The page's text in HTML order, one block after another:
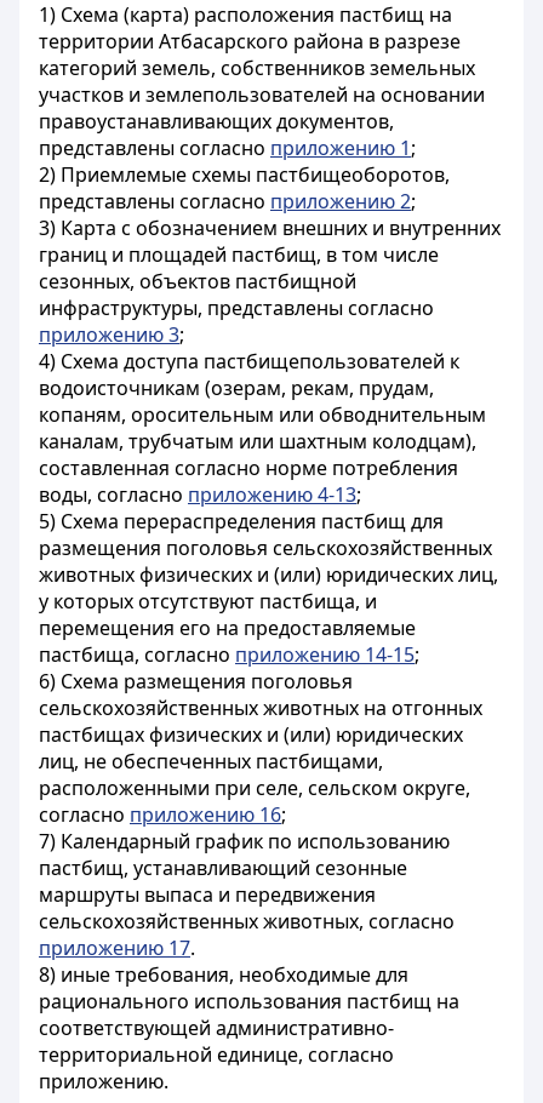
1) Схема (карта) расположения пастбищ на
территории Атбасарского района в разрезе
категорий земель, собственников земельных
участков и землепользователей на основании
правоустанавливающих документов,
представлены согласно приложению 1;
2) Приемлемые схемы пастбищеоборотов,
представлены согласно приложению 2;
3) Карта с обозначением внешних и внутренних
границ и площадей пастбищ, в том числе
сезонных, объектов пастбищной
инфраструктуры, представлены согласно
приложению 3;
4) Схема доступа пастбищепользователей к
водоисточникам (озерам, рекам, прудам,
копаням, оросительным или обводнительным
каналам, трубчатым или шахтным колодцам),
составленная согласно норме потребления
воды, согласно приложению 4-13;
5) Схема перераспределения пастбищ для
размещения поголовья сельскохозяйственных
животных физических и (или) юридических лиц,
у которых отсутствуют пастбища, и
перемещения его на предоставляемые
пастбища, согласно приложению 14-15;
6) Схема размещения поголовья
сельскохозяйственных животных на отгонных
пастбищах физических и (или) юридических
лиц, не обеспеченных пастбищами,
расположенными при селе, сельском округе,
согласно приложению 16;
7) Календарный график по использованию
пастбищ, устанавливающий сезонные
маршруты выпаса и передвижения
сельскохозяйственных животных, согласно
приложению 17.
8) иные требования, необходимые для
рационального использования пастбищ на
соответствующей административно-
территориальной единице, согласно
приложению.